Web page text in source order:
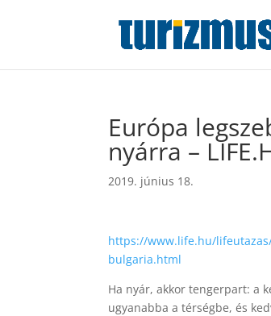
Európa
nyárra –
2019. június 18.
https://www.life.hu/
bulgaria.html
Ha nyár, akkor tengerpart: a
ugyanabba a térségbe, és